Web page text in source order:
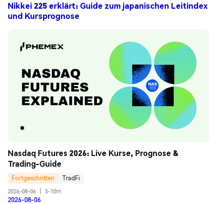
Nikkei 225 erklärt: Guide zum japanischen Leitindex
und Kursprognose
Nasdaq Futures 2026: Live Kurse, Prognose &
Trading-Guide
Fortgeschritten
TradFi
2026-08-06
5-10m
2026-08-06